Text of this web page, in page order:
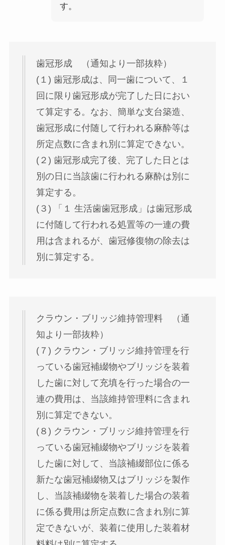
す。
歯冠形成 （通知より一部抜粋）
(１) 歯冠形成は、同一歯について、１
回に限り歯冠形成が完了した日におい
て算定する。なお、簡単な支台築造、
歯冠形成に付随して行われる麻酔等は
所定点数に含まれ別に算定できない。
(２) 歯冠形成完了後、完了した日とは
別の日に当該歯に行われる麻酔は別に
算定する。
(３) 「１ 生活歯歯冠形成」は歯冠形成
に付随して行われる処置等の一連の費
用は含まれるが、歯冠修復物の除去は
別に算定する。
クラウン・ブリッジ維持管理料 （通
知より一部抜粋）
(７) クラウン・ブリッジ維持管理を行
っている歯冠補綴物やブリッジを装着
した歯に対して充填を行った場合の一
連の費用は、当該維持管理料に含まれ
別に算定できない。
(８) クラウン・ブリッジ維持管理を行
っている歯冠補綴物やブリッジを装着
した歯に対して、当該補綴部位に係る
新たな歯冠補綴物又はブリッジを製作
し、当該補綴物を装着した場合の装着
に係る費用は所定点数に含まれ別に算
定できないが、装着に使用した装着材